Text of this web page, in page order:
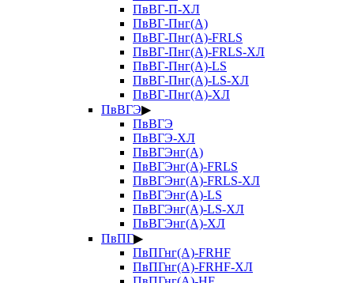
ПвВГ-П-ХЛ
ПвВГ-Пнг(А)
ПвВГ-Пнг(А)-FRLS
ПвВГ-Пнг(А)-FRLS-ХЛ
ПвВГ-Пнг(А)-LS
ПвВГ-Пнг(А)-LS-ХЛ
ПвВГ-Пнг(А)-ХЛ
ПвВГЭ▶
ПвВГЭ
ПвВГЭ-ХЛ
ПвВГЭнг(А)
ПвВГЭнг(А)-FRLS
ПвВГЭнг(А)-FRLS-ХЛ
ПвВГЭнг(А)-LS
ПвВГЭнг(А)-LS-ХЛ
ПвВГЭнг(А)-ХЛ
ПвПГ▶
ПвПГнг(А)-FRHF
ПвПГнг(А)-FRHF-ХЛ